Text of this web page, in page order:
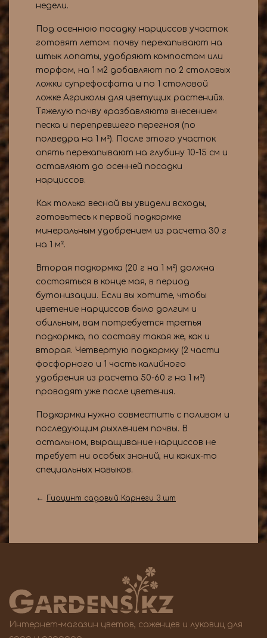
недели.
Под осеннюю посадку нарциссов участок
готовят летом: почву перекапывают на
штык лопаты, удобряют компостом или
торфом, на 1 м2 добавляют по 2 столовых
ложки супрефосфата и по 1 столовой
ложке Агриколы для цветущих растений».
Тяжелую почву «разбавляют» внесением
песка и перепревшего перегноя (по
полведра на 1 м²). После этого участок
опять перекапывают на глубину 10-15 см и
оставляют до осенней посадки
нарциссов.
Как только весной вы увидели всходы,
готовьтесь к первой подкормке
минеральным удобрением из расчета 30 г
на 1 м².
Вторая подкормка (20 г на 1 м²) должна
состояться в конце мая, в период
бутонизации. Если вы хотите, чтобы
цветение нарциссов было долгим и
обильным, вам потребуется третья
подкормка, по составу такая же, как и
вторая. Четвертую подкормку (2 части
фосфорного и 1 часть калийного
удобрения из расчета 50-60 г на 1 м²)
проводят уже после цветения.
Подкормки нужно совместить с поливом и
последующим рыхлением почвы. В
остальном, выращивание нарциссов не
требует ни особых знаний, ни каких-то
специальных навыков.
← Гиацинт садовый Карнеги 3 шт
Интернет-магазин цветов, саженцев и луковиц для